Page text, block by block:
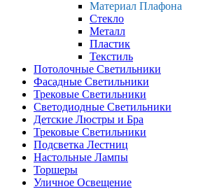
Материал Плафона
Стекло
Металл
Пластик
Текстиль
Потолочные Светильники
Фасадные Светильники
Трековые Светильники
Светодиодные Светильники
Детские Люстры и Бра
Трековые Светильники
Подсветка Лестниц
Настольные Лампы
Торшеры
Уличное Освещение